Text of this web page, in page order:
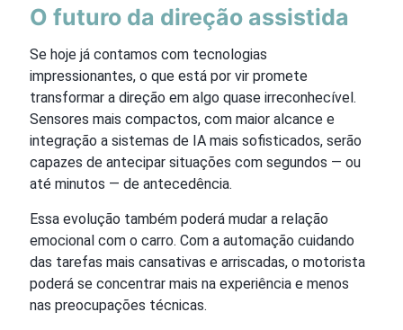
O futuro da direção assistida
Se hoje já contamos com tecnologias
impressionantes, o que está por vir promete
transformar a direção em algo quase irreconhecível.
Sensores mais compactos, com maior alcance e
integração a sistemas de IA mais sofisticados, serão
capazes de antecipar situações com segundos — ou
até minutos — de antecedência.
Essa evolução também poderá mudar a relação
emocional com o carro. Com a automação cuidando
das tarefas mais cansativas e arriscadas, o motorista
poderá se concentrar mais na experiência e menos
nas preocupações técnicas.